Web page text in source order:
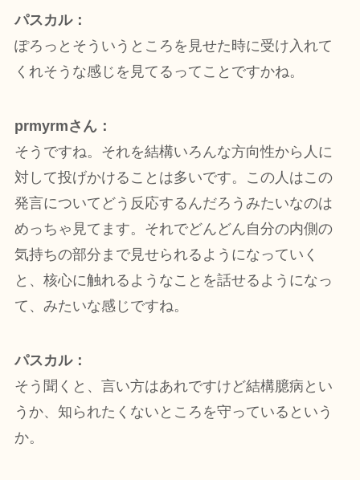
パスカル：
ぽろっとそういうところを見せた時に受け入れて
くれそうな感じを見てるってことですかね。
prmyrmさん：
そうですね。それを結構いろんな方向性から人に
対して投げかけることは多いです。この人はこの
発言についてどう反応するんだろうみたいなのは
めっちゃ見てます。それでどんどん自分の内側の
気持ちの部分まで見せられるようになっていく
と、核心に触れるようなことを話せるようになっ
て、みたいな感じですね。
パスカル：
そう聞くと、言い方はあれですけど結構臆病とい
うか、知られたくないところを守っているという
か。